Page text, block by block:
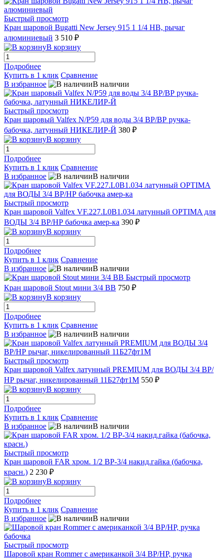
Быстрый просмотр
Кран шаровой Bugatti New Jersey 915 1 1/4 НВ, рычаг
алюминиевый 3 510 ₽
В корзину
Подробнее
Купить в 1 клик Сравнение
В избранное
В наличии
Быстрый просмотр
Кран шаровый Valfex N/P59 для воды 3/4 ВР/ВР ручка-
бабочка, латунный НИКЕЛИР-Й 380 ₽
В корзину
Подробнее
Купить в 1 клик Сравнение
В избранное
В наличии
Быстрый просмотр
Кран шаровой Valfex VF.227.L0B1.034 латунный OPTIMA для
ВОДЫ 3/4 ВР/НР бабочка амер-ка 390 ₽
В корзину
Подробнее
Купить в 1 клик Сравнение
В избранное
В наличии
Быстрый просмотр
Кран шаровой Stout мини 3/4 ВВ 750 ₽
В корзину
Подробнее
Купить в 1 клик Сравнение
В избранное
В наличии
Быстрый просмотр
Кран шаровой Valfex латунный PREMIUM для ВОДЫ 3/4 ВР/
НР рычаг, никелированный 11Б27фт1М 550 ₽
В корзину
Подробнее
Купить в 1 клик Сравнение
В избранное
В наличии
Быстрый просмотр
Кран шаровой FAR хром. 1/2 ВР-3/4 накид.гайка (бабочка,
красн.) 2 230 ₽
В корзину
Подробнее
Купить в 1 клик Сравнение
В избранное
В наличии
Быстрый просмотр
Шаровой кран Rommer с американкой 3/4 ВР/НР, ручка